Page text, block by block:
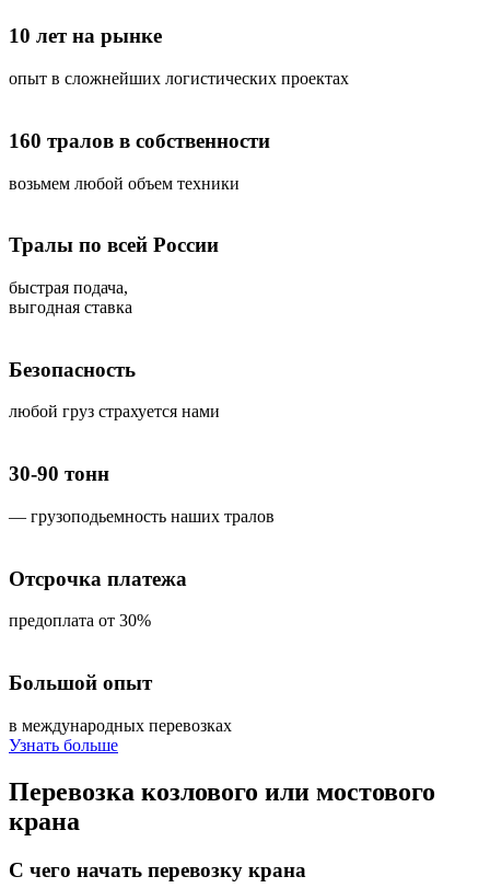
10 лет на рынке
опыт в сложнейших логистических проектах
160 тралов в собственности
возьмем любой объем техники
Тралы по всей России
быстрая подача,
выгодная ставка
Безопасность
любой груз страхуется нами
30-90 тонн
— грузоподьемность наших тралов
Отсрочка платежа
предоплата от 30%
Большой опыт
в международных перевозках
Узнать больше
Перевозка козлового или мостового
крана
С чего начать перевозку крана